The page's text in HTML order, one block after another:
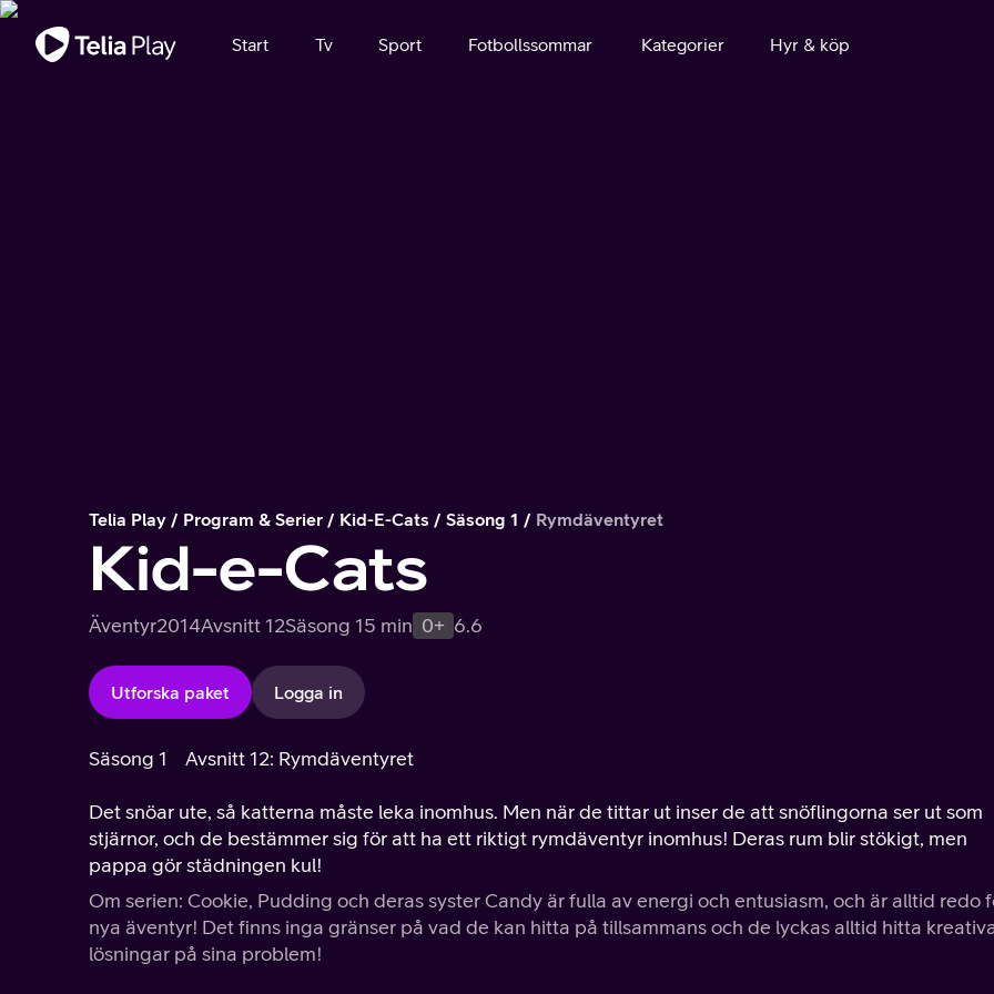
Viktigt meddelande
Start Tv Sport Fotbollssommar Kategorier Hyr & köp
Telia Play Program & Serier Kid-E-Cats Säsong 1 Rymdäventyret
Kid-e-Cats
Äventyr2014Avsnitt 12Säsong 15 min 0+ 6.6
Utforska paket Logga in
Säsong 1 Avsnitt 12: Rymdäventyret
Det snöar ute, så katterna måste leka inomhus. Men när de tittar ut inser de att snöflingorna ser ut som
stjärnor, och de bestämmer sig för att ha ett riktigt rymdäventyr inomhus! Deras rum blir stökigt, men
pappa gör städningen kul!
Om serien: Cookie, Pudding och deras syster Candy är fulla av energi och entusiasm, och är alltid redo
nya äventyr! Det finns inga gränser på vad de kan hitta på tillsammans och de lyckas alltid hitta kreativa
lösningar på sina problem!